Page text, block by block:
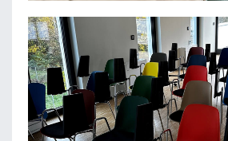
INNZENTRUM OG